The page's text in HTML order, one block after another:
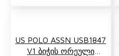
US POLO ASSN USB1847
V1 Ბიჭის Ორეული